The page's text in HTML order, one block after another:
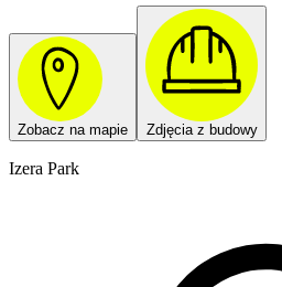
Zobacz na mapie Zdjęcia z budowy
Izera Park